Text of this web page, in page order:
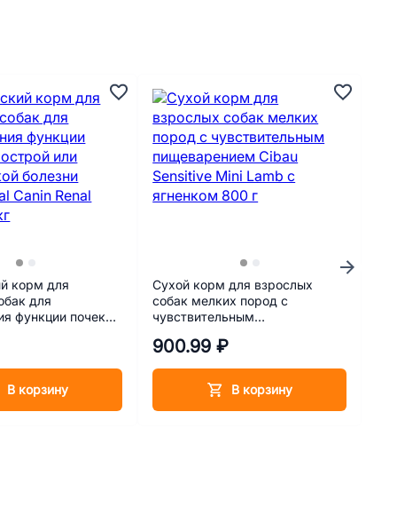
корм для
для
функции почек
В корзину
Сухой корм для взрослых
собак мелких пород с
чувствительным
Mini Lamb с ягненком 800 г
900.99 ₽
В корзину